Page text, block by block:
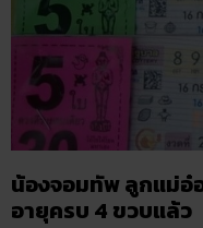
น้องจอมทัพ ลูกแม่อ๋
อายุครบ 4 ขวบแล้ว